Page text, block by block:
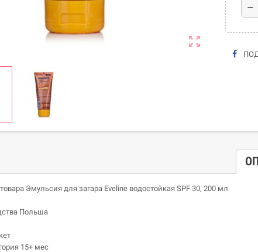
zoom_out_map
remove
Эмульсия для загара Eveline водостойкая SPF 30, 200 мл
Польша
15+ мес